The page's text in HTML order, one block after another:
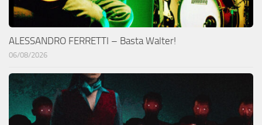
ALESSANDRO FERRETTI – Basta Walter!
06/08/2026